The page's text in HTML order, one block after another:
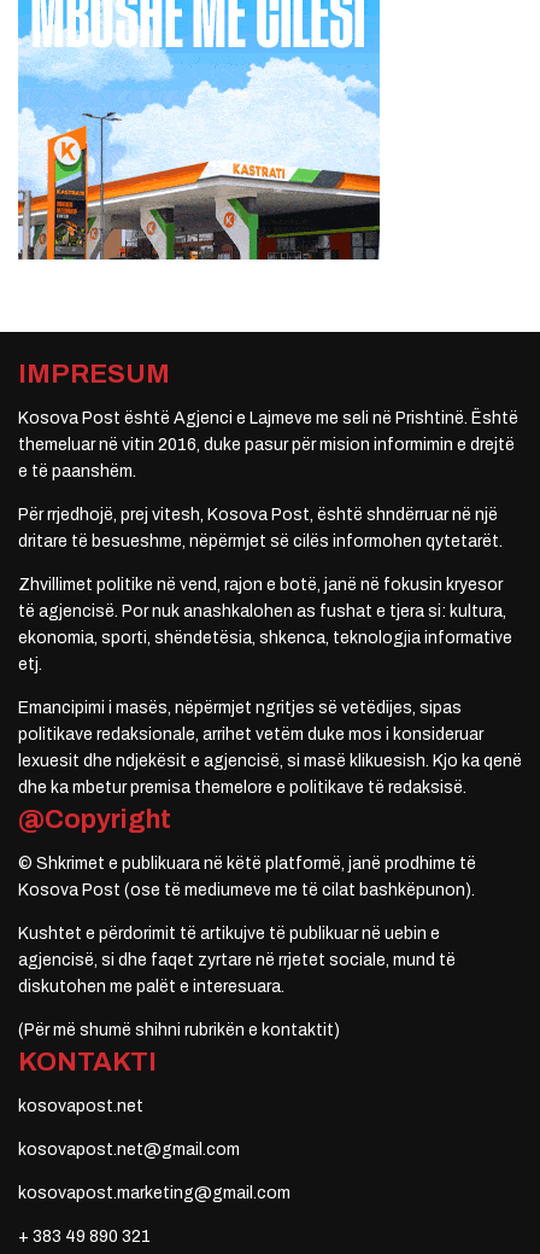
IMPRESUM
Kosova Post është Agjenci e Lajmeve me seli në Prishtinë. Është
themeluar në vitin 2016, duke pasur për mision informimin e drejtë
e të paanshëm.
Për rrjedhojë, prej vitesh, Kosova Post, është shndërruar në një
dritare të besueshme, nëpërmjet së cilës informohen qytetarët.
Zhvillimet politike në vend, rajon e botë, janë në fokusin kryesor
të agjencisë. Por nuk anashkalohen as fushat e tjera si: kultura,
ekonomia, sporti, shëndetësia, shkenca, teknologjia informative
etj.
Emancipimi i masës, nëpërmjet ngritjes së vetëdijes, sipas
politikave redaksionale, arrihet vetëm duke mos i konsideruar
lexuesit dhe ndjekësit e agjencisë, si masë klikuesish. Kjo ka qenë
dhe ka mbetur premisa themelore e politikave të redaksisë.
@Copyright
© Shkrimet e publikuara në këtë platformë, janë prodhime të
Kosova Post (ose të mediumeve me të cilat bashkëpunon).
Kushtet e përdorimit të artikujve të publikuar në uebin e
agjencisë, si dhe faqet zyrtare në rrjetet sociale, mund të
diskutohen me palët e interesuara.
(Për më shumë shihni rubrikën e kontaktit)
KONTAKTI
kosovapost.net
kosovapost.net@gmail.com
kosovapost.marketing@gmail.com
+ 383 49 890 321